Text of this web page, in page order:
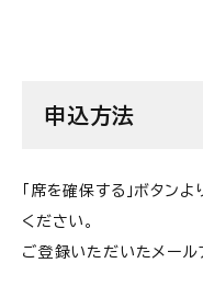
申込方法
「席を確保する」ボタン
ください。
ご登録いただいたメール